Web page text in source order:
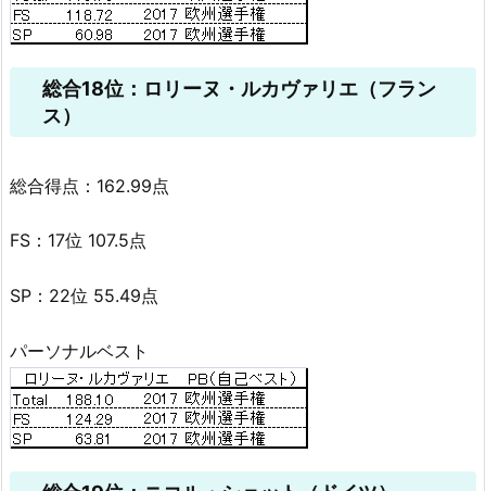
総合18位：ロリーヌ・ルカヴァリエ（フラン
ス）
総合得点：162.99点
FS：17位 107.5点
SP：22位 55.49点
パーソナルベスト